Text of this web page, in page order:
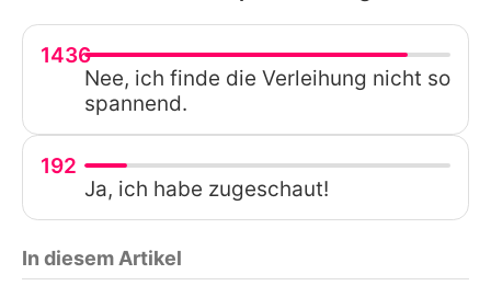
1436
Nee, ich finde die Verleihung nicht so
spannend.
192
Ja, ich habe zugeschaut!
In diesem Artikel